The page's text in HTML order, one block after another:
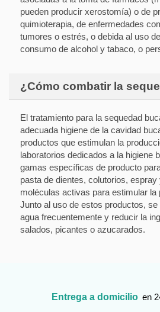
pueden producir xerostomía) o de
quimioterapia, de enfermedades
tumores o estrés, o debida al uso
consumo de alcohol y tabaco, o
¿Cómo combatir la
El tratamiento para la sequedad
adecuada higiene de la cavidad
productos que estimulan la
laboratorios dedicados a la higiene
gamas específicas de producto
pasta de dientes, colutorios,
moléculas activas para estimular la
Junto al uso de estos productos,
agua frecuentemente y reducir la
salados, picantes o azucarados.
Entrega a domicilio en